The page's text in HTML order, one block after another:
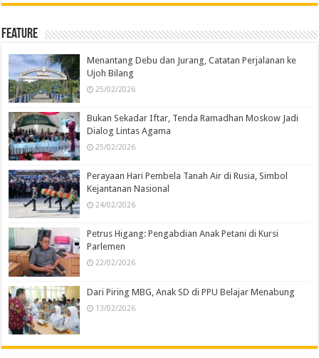
Feature
Menantang Debu dan Jurang, Catatan Perjalanan ke
Ujoh Bilang
25/02/2026
Bukan Sekadar Iftar, Tenda Ramadhan Moskow Jadi
Dialog Lintas Agama
25/02/2026
Perayaan Hari Pembela Tanah Air di Rusia, Simbol
Kejantanan Nasional
24/02/2026
Petrus Higang: Pengabdian Anak Petani di Kursi
Parlemen
22/02/2026
Dari Piring MBG, Anak SD di PPU Belajar Menabung
13/02/2026